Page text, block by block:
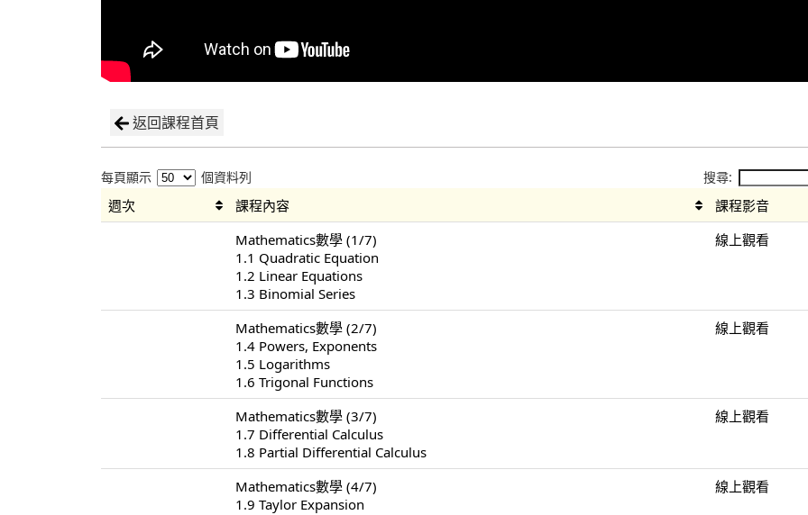
返回課程首頁
每頁顯示 個資料列 搜尋:
週次 課程內容
課程影音
Mathematics數學 (1/7)
1.1 Quadratic Equation
1.2 Linear Equations
1.3 Binomial Series
線上觀看
Mathematics數學 (2/7)
1.4 Powers, Exponents
1.5 Logarithms
1.6 Trigonal Functions
線上觀看
Mathematics數學 (3/7)
1.7 Differential Calculus
1.8 Partial Differential Calculus
線上觀看
Mathematics數學 (4/7)
1.9 Taylor Expansion
線上觀看